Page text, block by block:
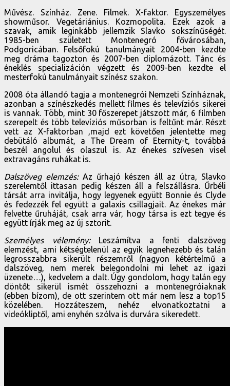
Művész. Színház. Zene. Filmek. X-faktor. Egyszemélyes
showműsor. Vegetáriánius. Kozmopolita. Ezek azok a
szavak, amik leginkább jellemzik Slavko sokszínűségét.
1985-ben született Montenegró fővárosában,
Podgoricában. Felsőfokú tanulmányait 2004-ben kezdte
meg dráma tagozton és 2007-ben diplomázott. Tánc és
éneklés specializáción végzett és 2009-ben kezdte el
mesterfokú tanulmányait színész szakon.
2008 óta állandó tagja a montenegrói Nemzeti Színháznak,
azonban a színészkedés mellett filmes és televíziós sikerei
is vannak. Több, mint 30 főszerepet játszott már, 6 filmben
szerepelt és több televíziós műsorban is feltűnt már. Részt
vett az X-faktorban ,majd ezt követően jelentette meg
debütáló albumát, a The Dream of Eternity-t, továbbá
beszél angolul és olaszul is. Az énekes szívesen visel
extravagáns ruhákat is.
Dalszöveg elemzés: Az űrhajó készen áll az útra, Slavko
szerelemtől ittasan pedig készen áll a felszállásra. Űrbéli
társát arra invitálja, hogy legyenek együtt Bonnie és Clyde
és fedezzék fel együtt a galaxis csillagjait. Az énekes már
felvette űruháját, csak arra vár, hogy társa is ezt tegye és
együtt írják meg az új sztorit.
Személyes vélemény:Leszámítva a fenti dalszöveg
elemzést, ami kétségtelenül az egyik legnehezebb és talán
legrosszabbra sikerült részemről (nagyon kétértelmű a
dalszöveg, nem merek belegondolni mi lehet az igazi
üzenete…), kedvelem a dalt. Úgy gondolom, hogy talán egy
döntőt sikerül ismét összehozni a montenegróiaknak
(ebben bízom), de ott szerintem ott már nem lesz a top15
közelében. Hozzáteszem, nehéz elvonatkoztatni a
videókliptől, ami enyhén szólva is durvára sikeredett.